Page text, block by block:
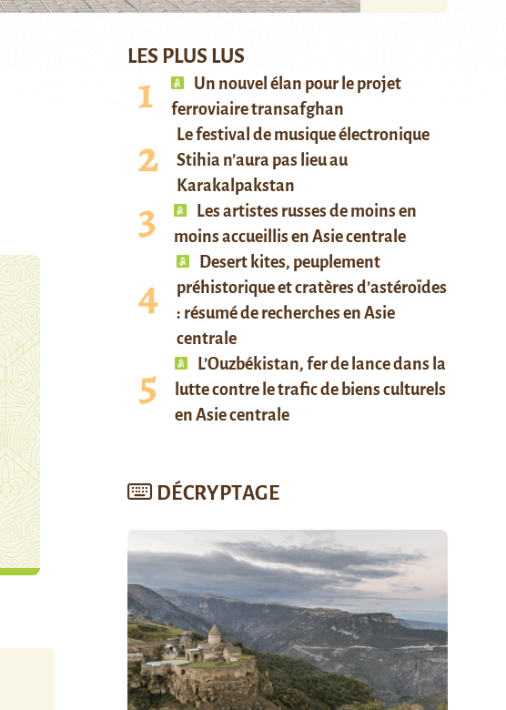
LES PLUS LUS
Un nouvel élan pour le projet
ferroviaire transafghan
Le festival de musique électronique
Stihia n’aura pas lieu au
Karakalpakstan
Les artistes russes de moins en
moins accueillis en Asie centrale
Desert kites, peuplement
préhistorique et cratères d’astéroïdes
: résumé de recherches en Asie
centrale
L’Ouzbékistan, fer de lance dans la
lutte contre le trafic de biens culturels
en Asie centrale
DÉCRYPTAGE